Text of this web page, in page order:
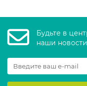
Будьте в
наши